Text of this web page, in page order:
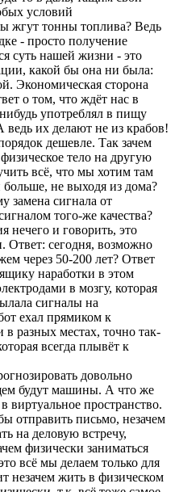
условий
жгут тонны топлива? Ведь
- просто получение
суть нашей жизни - это
какой бы она ни была:
Экономическая сторона
о том, что ждёт нас в
употреблял в пищу
их делают не из крабов!
дешевле. Так зачем
тело на другую
всё, что мы хотим там
не выходя из дома?
замена сигнала от
того-же качества?
нечего и говорить, это
сегодня, возможно
через 50-200 лет? Ответ
наработки в этом
в мозгу, которая
сигналы на
ехал прямиком к
разных местах, точно так-
всегда плывёт к
довольно
будут машины. А что же
виртуальное пространство.
отправить письмо, незачем
на деловую встречу,
физически заниматься
всё мы делаем только для
незачем жить в физическом